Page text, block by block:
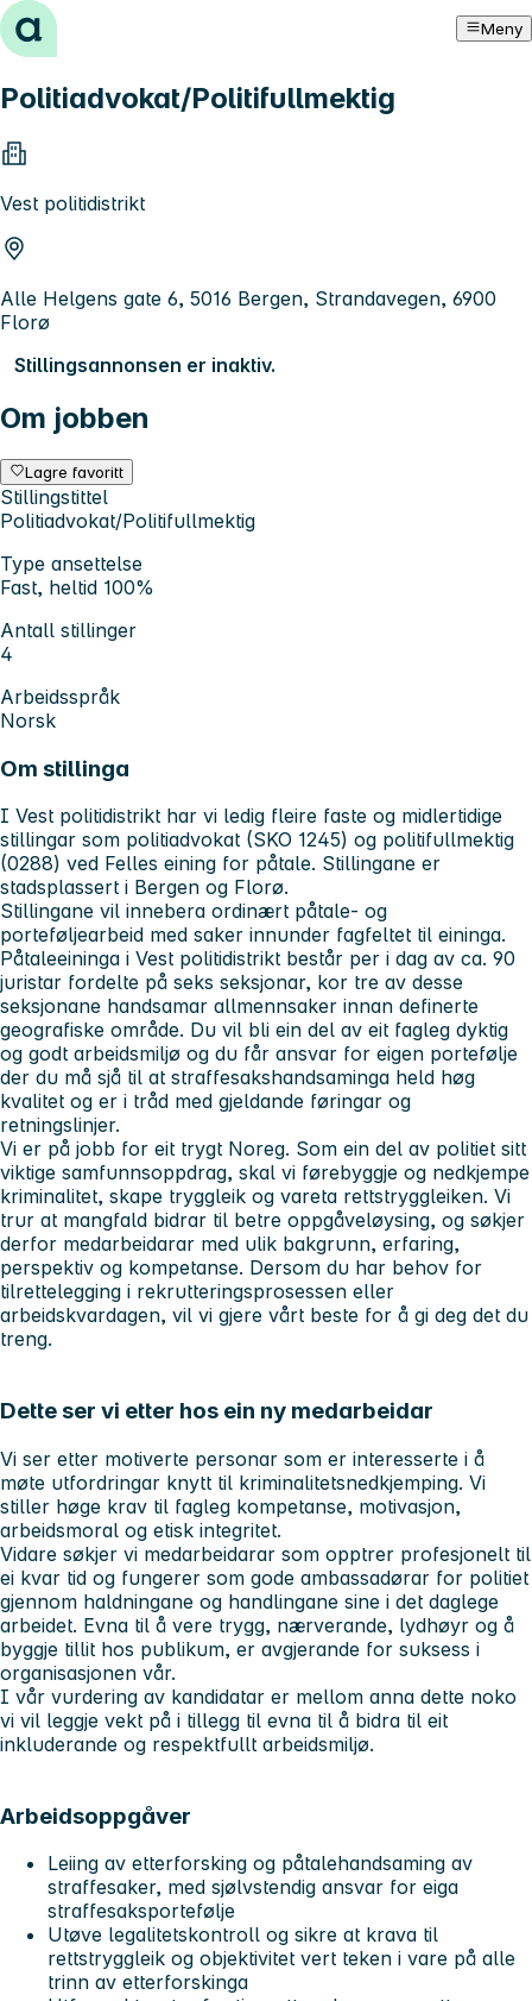
Hopp til innhold Meny
Politiadvokat/Politifullmektig
Vest politidistrikt
Alle Helgens gate 6, 5016 Bergen, Strandavegen, 6900
Florø
Stillingsannonsen er inaktiv.
Om jobben
Lagre favoritt
Stillingstittel
Politiadvokat/Politifullmektig
Type ansettelse
Fast, heltid 100%
Antall stillinger
4
Arbeidsspråk
Norsk
Om stillinga
I Vest politidistrikt har vi ledig fleire faste og midlertidige
stillingar som politiadvokat (SKO 1245) og politifullmektig
(0288) ved Felles eining for påtale. Stillingane er
stadsplassert i Bergen og Florø.
Stillingane vil innebera ordinært påtale- og
porteføljearbeid med saker innunder fagfeltet til eininga.
Påtaleeininga i Vest politidistrikt består per i dag av ca. 90
juristar fordelte på seks seksjonar, kor tre av desse
seksjonane handsamar allmennsaker innan definerte
geografiske område. Du vil bli ein del av eit fagleg dyktig
og godt arbeidsmiljø og du får ansvar for eigen portefølje
der du må sjå til at straffesakshandsaminga held høg
kvalitet og er i tråd med gjeldande føringar og
retningslinjer.
Vi er på jobb for eit trygt Noreg. Som ein del av politiet sitt
viktige samfunnsoppdrag, skal vi førebyggje og nedkjempe
kriminalitet, skape tryggleik og vareta rettstryggleiken. Vi
trur at mangfald bidrar til betre oppgåveløysing, og søkjer
derfor medarbeidarar med ulik bakgrunn, erfaring,
perspektiv og kompetanse. Dersom du har behov for
tilrettelegging i rekrutteringsprosessen eller
arbeidskvardagen, vil vi gjere vårt beste for å gi deg det du
treng.
Dette ser vi etter hos ein ny medarbeidar
Vi ser etter motiverte personar som er interesserte i å
møte utfordringar knytt til kriminalitetsnedkjemping. Vi
stiller høge krav til fagleg kompetanse, motivasjon,
arbeidsmoral og etisk integritet.
Vidare søkjer vi medarbeidarar som opptrer profesjonelt til
ei kvar tid og fungerer som gode ambassadørar for politiet
gjennom haldningane og handlingane sine i det daglege
arbeidet. Evna til å vere trygg, nærverande, lydhøyr og å
byggje tillit hos publikum, er avgjerande for suksess i
organisasjonen vår.
I vår vurdering av kandidatar er mellom anna dette noko
vi vil leggje vekt på i tillegg til evna til å bidra til eit
inkluderande og respektfullt arbeidsmiljø.
Arbeidsoppgåver
Leiing av etterforsking og påtalehandsaming av
straffesaker, med sjølvstendig ansvar for eiga
straffesaksportefølje
Utøve legalitetskontroll og sikre at krava til
rettstryggleik og objektivitet vert teken i vare på alle
trinn av etterforskinga